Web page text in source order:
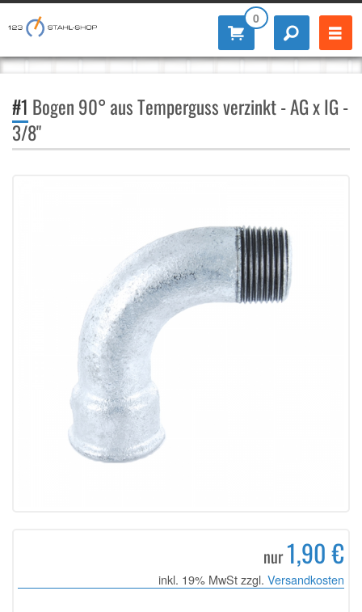
0
#1 Bogen 90° aus Temperguss verzinkt - AG x IG -
3/8"
nur1,90 €
inkl. 19% MwSt zzgl. Versandkosten